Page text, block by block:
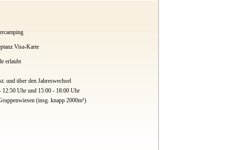
Visa-Karte
erlaubt
und über den Jahreswechsel
12:50 Uhr und 15:00 - 18:00 Uhr
(insg. knapp 2000m²)